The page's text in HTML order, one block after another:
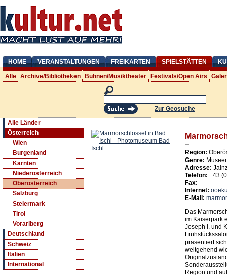
HOME VERANSTALTUNGEN FREIKARTEN SPIELSTÄTTEN
Alle Archive/Bibliotheken Bühnen/Musiktheater Festivals/Open Airs
Zur Geosuche
Alle Länder
Österreich
Wien
Burgenland
Kärnten
Niederösterreich
Oberösterreich
Salzburg
Steiermark
Tirol
Vorarlberg
Deutschland
Schweiz
Italien
International
Region:
Genre:
Adresse:
Telefon: +43
Fax:
Internet:
E-Mail:
Das
im Kaiserpark
Joseph I. und
präsentiert
weitgehend
Region und